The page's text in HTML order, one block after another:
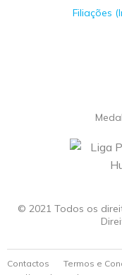
Filiações
© 2021 Todos os
Contactos Termos e